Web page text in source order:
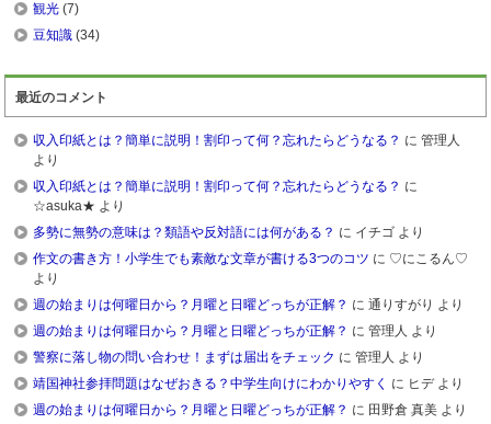
観光 (7)
豆知識 (34)
最近のコメント
収入印紙とは？簡単に説明！割印って何？忘れたらどうなる？ に 管理人
より
収入印紙とは？簡単に説明！割印って何？忘れたらどうなる？ に
☆asuka★ より
多勢に無勢の意味は？類語や反対語には何がある？ に イチゴ より
作文の書き方！小学生でも素敵な文章が書ける3つのコツ に ♡にこるん♡
より
週の始まりは何曜日から？月曜と日曜どっちが正解？ に 通りすがり より
週の始まりは何曜日から？月曜と日曜どっちが正解？ に 管理人 より
警察に落し物の問い合わせ！まずは届出をチェック に 管理人 より
靖国神社参拝問題はなぜおきる？中学生向けにわかりやすく に ヒデ より
週の始まりは何曜日から？月曜と日曜どっちが正解？ に 田野倉 真美 より